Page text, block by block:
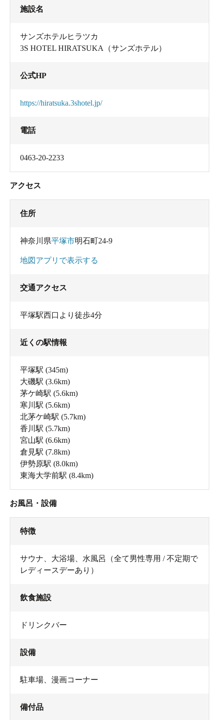
施設名
サンズホテルヒラツカ
3S HOTEL HIRATSUKA（サンズホテル）
公式HP
https://hiratsuka.3shotel.jp/
電話
0463-20-2233
アクセス
住所
神奈川県平塚市明石町24-9
地図アプリで表示する
交通アクセス
平塚駅西口より徒歩4分
近くの駅情報
平塚駅 (345m)
大磯駅 (3.6km)
茅ケ崎駅 (5.6km)
寒川駅 (5.6km)
北茅ケ崎駅 (5.7km)
香川駅 (5.7km)
宮山駅 (6.6km)
倉見駅 (7.8km)
伊勢原駅 (8.0km)
東海大学前駅 (8.4km)
お風呂・設備
特徴
サウナ、大浴場、水風呂（全て男性専用 / 不定期で
レディースデーあり）
飲食施設
ドリンクバー
設備
駐車場 漫画コーナー
備付品